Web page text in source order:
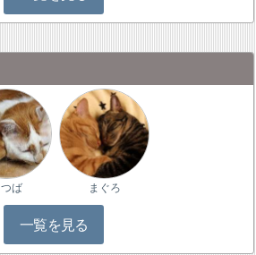
つば まぐろ
一覧を見る